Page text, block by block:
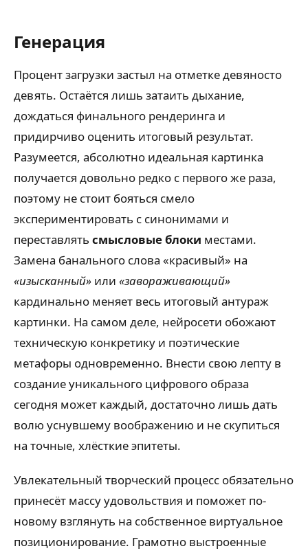
Генерация
Процент загрузки застыл на отметке девяносто
девять. Остаётся лишь затаить дыхание,
дождаться финального рендеринга и
придирчиво оценить итоговый результат.
Разумеется, абсолютно идеальная картинка
получается довольно редко с первого же раза,
поэтому не стоит бояться смело
экспериментировать с синонимами и
переставлять смысловые блоки местами.
Замена банального слова «красивый» на
«изысканный» или «завораживающий»
кардинально меняет весь итоговый антураж
картинки. На самом деле, нейросети обожают
техническую конкретику и поэтические
метафоры одновременно. Внести свою лепту в
создание уникального цифрового образа
сегодня может каждый, достаточно лишь дать
волю уснувшему воображению и не скупиться
на точные, хлёсткие эпитеты.
Увлекательный творческий процесс обязательно
принесёт массу удовольствия и поможет по-
новому взглянуть на собственное виртуальное
позиционирование. Грамотно выстроенные